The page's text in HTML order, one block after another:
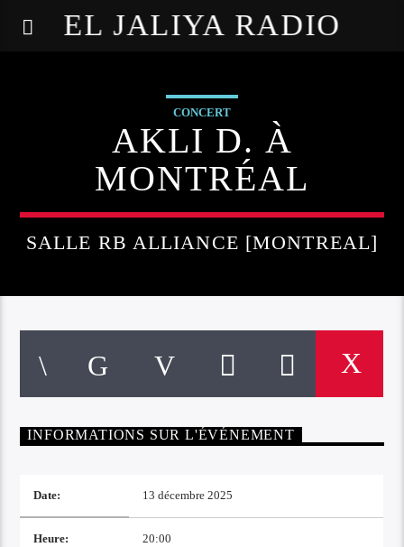
EL JALIYA RADIO
CONCERT
AKLI D. À
MONTRÉAL
SALLE RB ALLIANCE [MONTREAL]
INFORMATIONS SUR L'ÉVÉNEMENT
Date: 13 décembre 2025
Heure: 20:00